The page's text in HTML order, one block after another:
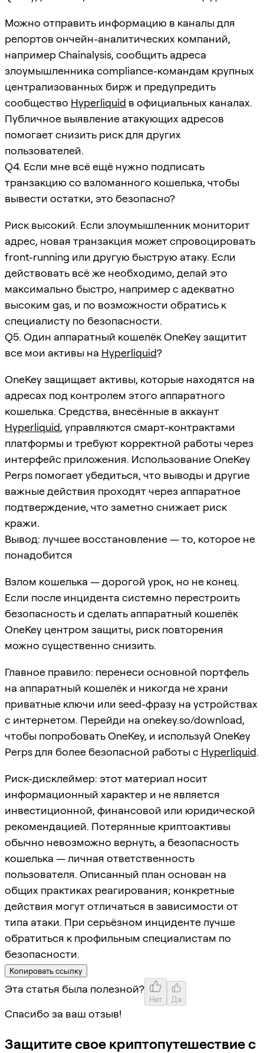
Можно отправить информацию в каналы для
репортов ончейн-аналитических компаний,
например Chainalysis, сообщить адреса
злоумышленника compliance-командам крупных
централизованных бирж и предупредить
сообщество Hyperliquid в официальных каналах.
Публичное выявление атакующих адресов
помогает снизить риск для других
пользователей.
Q4. Если мне всё ещё нужно подписать
транзакцию со взломанного кошелька, чтобы
вывести остатки, это безопасно?
Риск высокий. Если злоумышленник мониторит
адрес, новая транзакция может спровоцировать
front-running или другую быструю атаку. Если
действовать всё же необходимо, делай это
максимально быстро, например с адекватно
высоким gas, и по возможности обратись к
специалисту по безопасности.
Q5. Один аппаратный кошелёк OneKey защитит
все мои активы на Hyperliquid?
OneKey защищает активы, которые находятся на
адресах под контролем этого аппаратного
кошелька. Средства, внесённые в аккаунт
Hyperliquid, управляются смарт-контрактами
платформы и требуют корректной работы через
интерфейс приложения. Использование OneKey
Perps помогает убедиться, что выводы и другие
важные действия проходят через аппаратное
подтверждение, что заметно снижает риск
кражи.
Вывод: лучшее восстановление — то, которое не
понадобится
Взлом кошелька — дорогой урок, но не конец.
Если после инцидента системно перестроить
безопасность и сделать аппаратный кошелёк
OneKey центром защиты, риск повторения
можно существенно снизить.
Главное правило: перенеси основной портфель
на аппаратный кошелёк и никогда не храни
приватные ключи или seed-фразу на устройствах
с интернетом. Перейди на onekey.so/download,
чтобы попробовать OneKey, и используй OneKey
Perps для более безопасной работы с Hyperliquid.
Риск-дисклеймер: этот материал носит
информационный характер и не является
инвестиционной, финансовой или юридической
рекомендацией. Потерянные криптоактивы
обычно невозможно вернуть, а безопасность
кошелька — личная ответственность
пользователя. Описанный план основан на
общих практиках реагирования; конкретные
действия могут отличаться в зависимости от
типа атаки. При серьёзном инциденте лучше
обратиться к профильным специалистам по
безопасности.
Копировать ссылку
Эта статья была полезной?
Нет Да
Спасибо за ваш отзыв!
Защитите свое криптопутешествие с